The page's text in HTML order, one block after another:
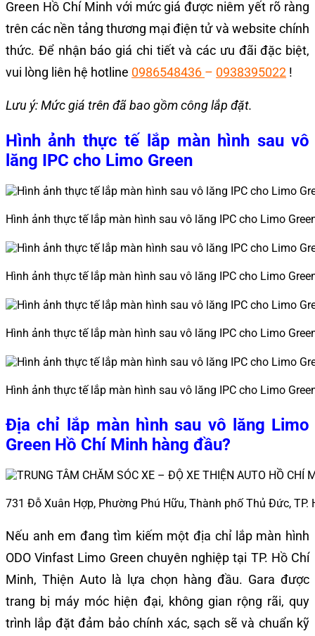
Green Hồ Chí Minh với mức giá được niêm yết rõ ràng
trên các nền tảng thương mại điện tử và website chính
thức. Để nhận báo giá chi tiết và các ưu đãi đặc biệt,
vui lòng liên hệ hotline 0986548436 – 0938395022 !
Lưu ý: Mức giá trên đã bao gồm công lắp đặt.
Hình ảnh thực tế lắp màn hình sau vô
lăng IPC cho Limo Green
Hình ảnh thực tế lắp màn hình sau vô lăng IPC cho Limo
Hình ảnh thực tế lắp màn hình sau vô lăng IPC cho Limo
Hình ảnh thực tế lắp màn hình sau vô lăng IPC cho Limo
Hình ảnh thực tế lắp màn hình sau vô lăng IPC cho Limo
Địa chỉ lắp màn hình sau vô lăng Limo
Green Hồ Chí Minh hàng đầu?
731 Đỗ Xuân Hợp, Phường Phú Hữu, Thành phố Thủ Đức, TP.
Nếu anh em đang tìm kiếm một địa chỉ lắp màn hình
ODO Vinfast Limo Green chuyên nghiệp tại TP. Hồ Chí
Minh, Thiện Auto là lựa chọn hàng đầu. Gara được
trang bị máy móc hiện đại, không gian rộng rãi, quy
trình lắp đặt đảm bảo chính xác, sạch sẽ và chuẩn kỹ